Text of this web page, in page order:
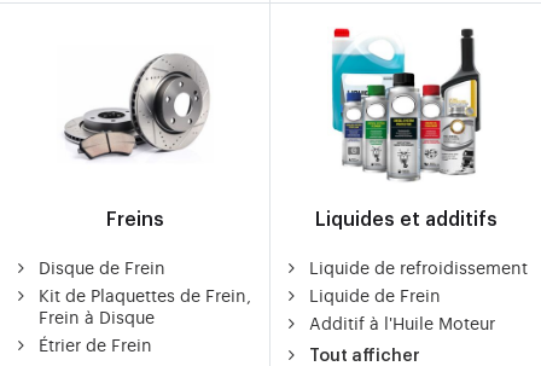
Freins
Disque de Frein
Kit de Plaquettes de Frein,
Frein à Disque
Étrier de Frein
Liquides et additifs
Liquide de refroidissement
Liquide de Frein
Additif à l'Huile Moteur
Tout afficher